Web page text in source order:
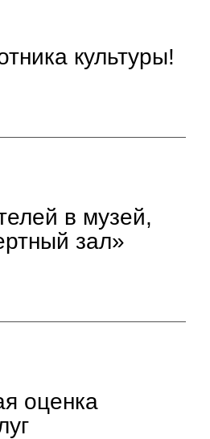
культуры!
в музей,
зал»
оценка